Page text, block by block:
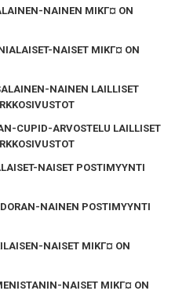
NAINEN MIKГ¤ ON
NAISET MIKГ¤ ON
NAINEN LAILLISET
CUPID-ARVOSTELU LAILLISET
NAISET POSTIMYYNTI
NAINEN POSTIMYYNTI
NAISET MIKГ¤ ON
NAISET MIKГ¤ ON